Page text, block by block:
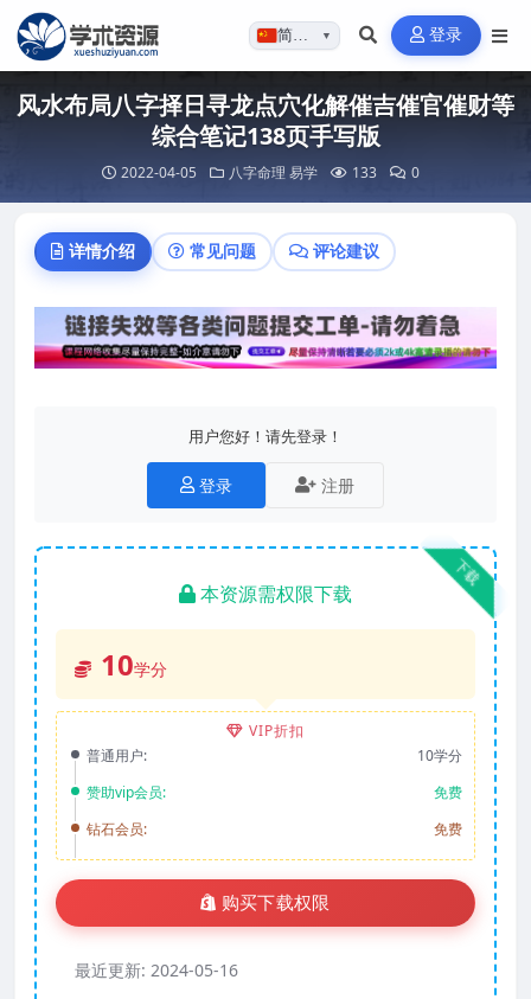
简体…▼ 登录
风水布局八字择日寻龙点穴化解催吉催官催财等
综合笔记138页手写版
2022-04-05 八字命理 易学 133 0
详情介绍 常见问题 评论建议
用户您好！请先登录！
登录 注册
下载
本资源需权限下载
10学分
VIP折扣
普通用户:
10学分
赞助vip会员:
免费
钻石会员:
免费
购买下载权限
最近更新: 2024-05-16